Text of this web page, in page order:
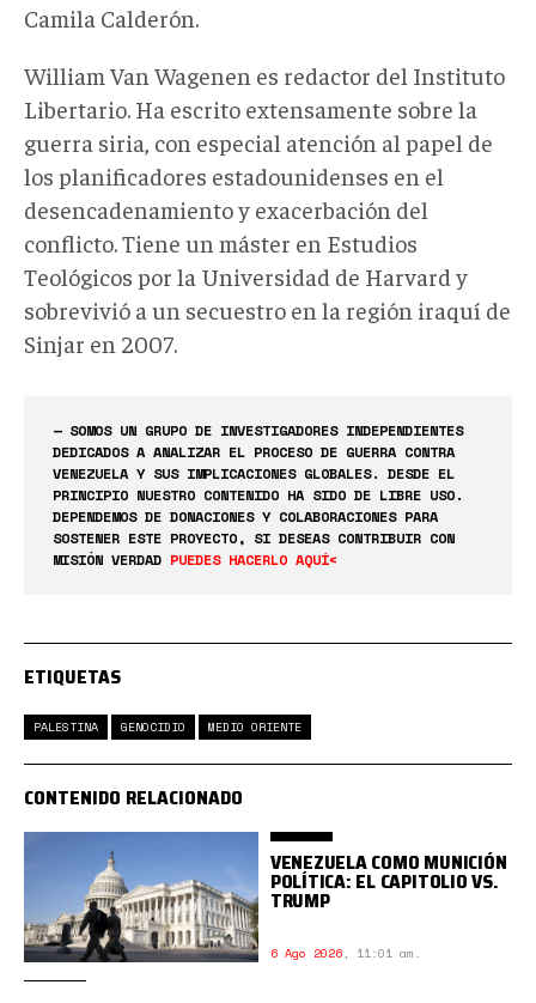
Camila Calderón.
William Van Wagenen es redactor del Instituto
Libertario. Ha escrito extensamente sobre la
guerra siria, con especial atención al papel de
los planificadores estadounidenses en el
desencadenamiento y exacerbación del
conflicto. Tiene un máster en Estudios
Teológicos por la Universidad de Harvard y
sobrevivió a un secuestro en la región iraquí de
Sinjar en 2007.
— SOMOS UN GRUPO DE INVESTIGADORES INDEPENDIENTES
DEDICADOS A ANALIZAR EL PROCESO DE GUERRA CONTRA
VENEZUELA Y SUS IMPLICACIONES GLOBALES. DESDE EL
PRINCIPIO NUESTRO CONTENIDO HA SIDO DE LIBRE USO.
DEPENDEMOS DE DONACIONES Y COLABORACIONES PARA
SOSTENER ESTE PROYECTO, SI DESEAS CONTRIBUIR CON
MISIÓN VERDAD PUEDES HACERLO AQUÍ<
ETIQUETAS
PALESTINA GENOCIDIO MEDIO ORIENTE
CONTENIDO RELACIONADO
VENEZUELA COMO MUNICIÓN
POLÍTICA: EL CAPITOLIO VS.
TRUMP
6 Ago 2026, 11:01 am.